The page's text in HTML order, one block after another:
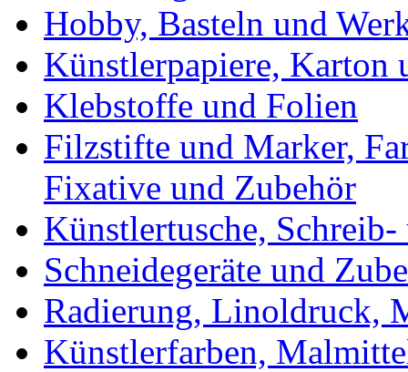
Hobby, Basteln und
Künstlerpapiere, Karton
Klebstoffe und Folien
Filzstifte und Marker,
Fixative und Zubehör
Künstlertusche,
Schneidegeräte und
Radierung, Linoldruck,
Künstlerfarben,